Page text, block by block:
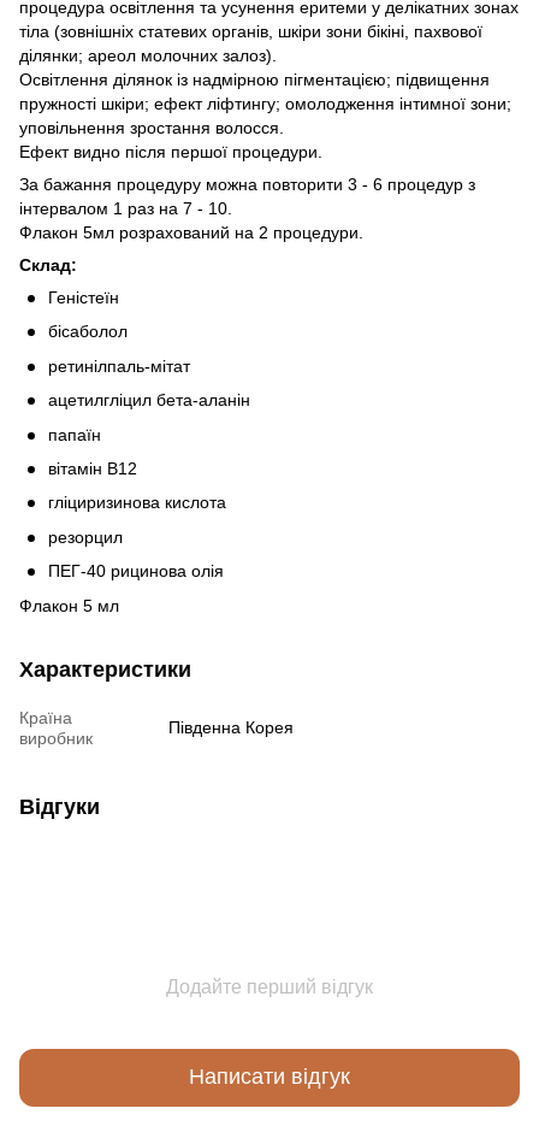
процедура освітлення та усунення еритеми у делікатних зонах
тіла (зовнішніх статевих органів, шкіри зони бікіні, пахвової
ділянки; ареол молочних залоз).
Освітлення ділянок із надмірною пігментацією; підвищення
пружності шкіри; ефект ліфтингу; омолодження інтимної зони;
уповільнення зростання волосся.
Ефект видно після першої процедури.
За бажання процедуру можна повторити 3 - 6 процедур з
інтервалом 1 раз на 7 - 10.
Флакон 5мл розрахований на 2 процедури.
Склад:
Геністеїн
бісаболол
ретинілпаль-мітат
ацетилгліцил бета-аланін
папаїн
вітамін В12
гліциризинова кислота
резорцил
ПЕГ-40 рицинова олія
Флакон 5 мл
Характеристики
Країна
виробник
Південна Корея
Відгуки
Додайте перший відгук
Написати відгук